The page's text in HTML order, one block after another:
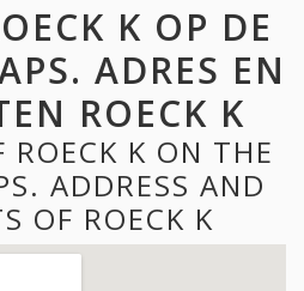
K OP DE
ADRES EN
ROECK K
ROECK K ON THE
ADDRESS AND
OF ROECK K